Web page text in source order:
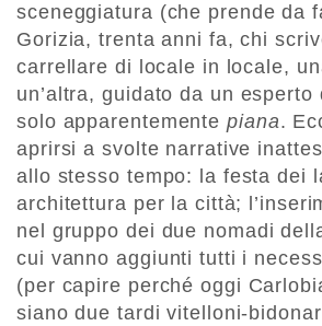
sceneggiatura (che prende da
Gorizia, trenta anni fa, chi
carrellare di locale in locale,
un’altra, guidato da un esperto
solo apparentemente piana.
aprirsi a svolte narrative
allo stesso tempo: la festa dei
architettura per la città;
nel gruppo dei due nomadi
cui vanno aggiunti tutti i
(per capire perché oggi
siano due tardi vitelloni-